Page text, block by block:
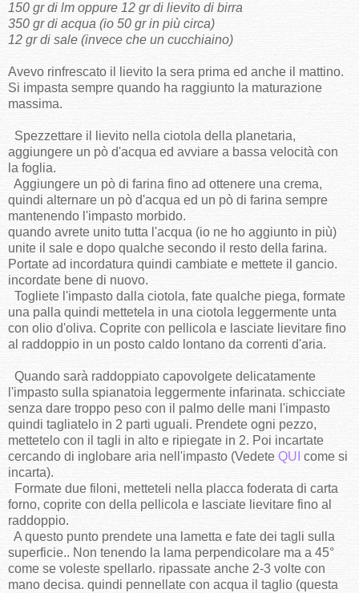
150 gr di lm oppure 12 gr di lievito di birra
350 gr di acqua (io 50 gr in più circa)
12 gr di sale (invece che un cucchiaino)
Avevo rinfrescato il lievito la sera prima ed anche il mattino.
Si impasta sempre quando ha raggiunto la maturazione
massima.
Spezzettare il lievito nella ciotola della planetaria,
aggiungere un pò d'acqua ed avviare a bassa velocità con
la foglia.
Aggiungere un pò di farina fino ad ottenere una crema,
quindi alternare un pò d'acqua ed un pò di farina sempre
mantenendo l'impasto morbido.
quando avrete unito tutta l'acqua (io ne ho aggiunto in più)
unite il sale e dopo qualche secondo il resto della farina.
Portate ad incordatura quindi cambiate e mettete il gancio.
incordate bene di nuovo.
Togliete l'impasto dalla ciotola, fate qualche piega, formate
una palla quindi mettetela in una ciotola leggermente unta
con olio d'oliva. Coprite con pellicola e lasciate lievitare fino
al raddoppio in un posto caldo lontano da correnti d'aria.
Quando sarà raddoppiato capovolgete delicatamente
l'impasto sulla spianatoia leggermente infarinata. schicciate
senza dare troppo peso con il palmo delle mani l'impasto
quindi tagliatelo in 2 parti uguali. Prendete ogni pezzo,
mettetelo con il tagli in alto e ripiegate in 2. Poi incartate
cercando di inglobare aria nell'impasto (Vedete QUI come si
incarta).
Formate due filoni, metteteli nella placca foderata di carta
forno, coprite con della pellicola e lasciate lievitare fino al
raddoppio.
A questo punto prendete una lametta e fate dei tagli sulla
superficie.. Non tenendo la lama perpendicolare ma a 45°
come se voleste spellarlo. ripassate anche 2-3 volte con
mano decisa. quindi pennellate con acqua il taglio (questa